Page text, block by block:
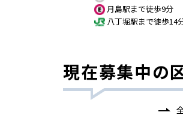
月島駅まで徒歩9分
八丁堀駅まで徒歩14
現在募集中の